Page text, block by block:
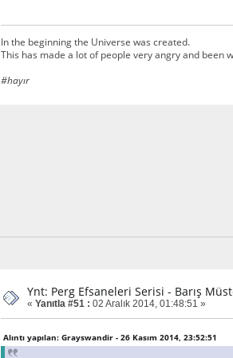
In the beginning the Universe was created.
This has made a lot of people very angry and been
#hayır
Ynt: Perg Efsaneleri Serisi - Barış
« Yanıtla #51 : 02 Aralık 2014, 01:48:51 »
Alıntı yapılan: Grayswandir - 26 Kasım 2014, 23:52:51